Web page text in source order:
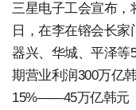
三星电子工会宣布
日，在李在镕会长
器兴、华城、平泽等
期营业利润300万亿
15%——45万亿韩元